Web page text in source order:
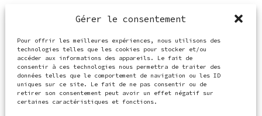
Gérer le consentement
Pour offrir les meilleures expériences, nous utilisons des
technologies telles que les cookies pour stocker et/ou
accéder aux informations des appareils. Le fait de
consentir à ces technologies nous permettra de traiter des
données telles que le comportement de navigation ou les ID
uniques sur ce site. Le fait de ne pas consentir ou de
retirer son consentement peut avoir un effet négatif sur
certaines caractéristiques et fonctions.
variations.
options
peuvent
être
choisies
sur
la